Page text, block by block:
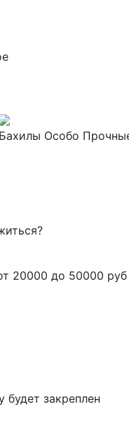
Бахилы Особо
20000 до 50000 руб
будет закреплен